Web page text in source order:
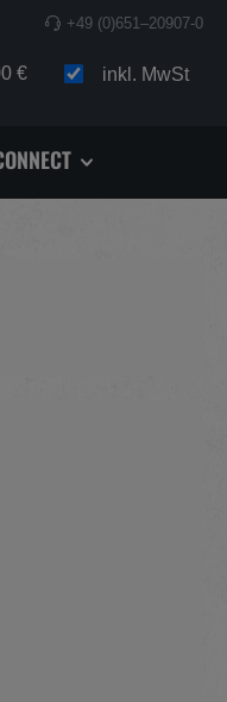
+49 (0)651–20907-0
€ inkl. MwSt